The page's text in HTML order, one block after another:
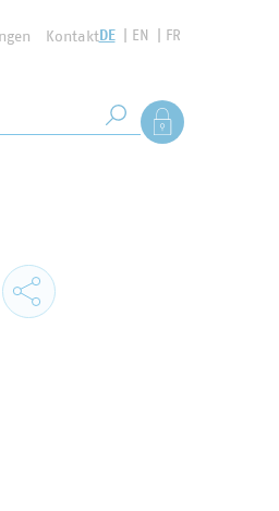
KontaktDE EN FR
Suche starten
Als Mitglied